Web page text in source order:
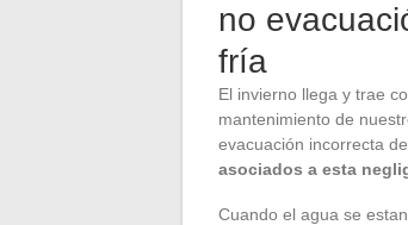
no
fría
El invierno llega y trae
mantenimiento de
evacuación incorrecta
asociados a esta
Cuando el agua se